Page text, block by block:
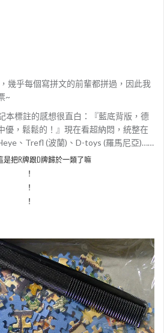
幾乎每個寫拼文的前輩都拼過，因此我
~
本標註的感想很直白：『藍底背版，德
優，鬆鬆的！』現在看超納悶，統整在
、Trefl (波蘭)、D-toys (羅馬尼亞)……
是把R牌跟D牌歸於一類了嘛
！
！
！